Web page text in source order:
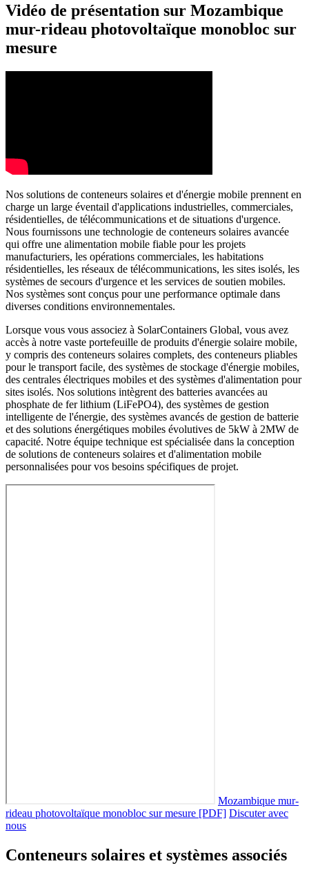
Vidéo de présentation sur Mozambique
mur-rideau photovoltaïque monobloc sur
mesure
Nos solutions de conteneurs solaires et d'énergie mobile prennent en
charge un large éventail d'applications industrielles, commerciales,
résidentielles, de télécommunications et de situations d'urgence.
Nous fournissons une technologie de conteneurs solaires avancée
qui offre une alimentation mobile fiable pour les projets
manufacturiers, les opérations commerciales, les habitations
résidentielles, les réseaux de télécommunications, les sites isolés, les
systèmes de secours d'urgence et les services de soutien mobiles.
Nos systèmes sont conçus pour une performance optimale dans
diverses conditions environnementales.
Lorsque vous vous associez à SolarContainers Global, vous avez
accès à notre vaste portefeuille de produits d'énergie solaire mobile,
y compris des conteneurs solaires complets, des conteneurs pliables
pour le transport facile, des systèmes de stockage d'énergie mobiles,
des centrales électriques mobiles et des systèmes d'alimentation pour
sites isolés. Nos solutions intègrent des batteries avancées au
phosphate de fer lithium (LiFePO4), des systèmes de gestion
intelligente de l'énergie, des systèmes avancés de gestion de batterie
et des solutions énergétiques mobiles évolutives de 5kW à 2MW de
capacité. Notre équipe technique est spécialisée dans la conception
de solutions de conteneurs solaires et d'alimentation mobile
personnalisées pour vos besoins spécifiques de projet.
Mozambique mur-
rideau photovoltaïque monobloc sur mesure [PDF] Discuter avec
nous
Conteneurs solaires et systèmes associés